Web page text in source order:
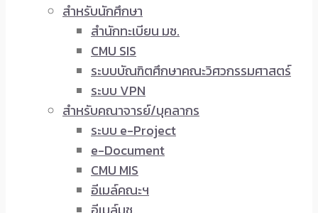
สำหรับนักศึกษา
สำนักทะเบียน มช.
CMU SIS
ระบบบัณฑิตศึกษาคณะวิศวกรรมศาสตร์
ระบบ VPN
สำหรับคณาจารย์/บุคลากร
ระบบ e-Project
e-Document
CMU MIS
อีเมล์คณะฯ